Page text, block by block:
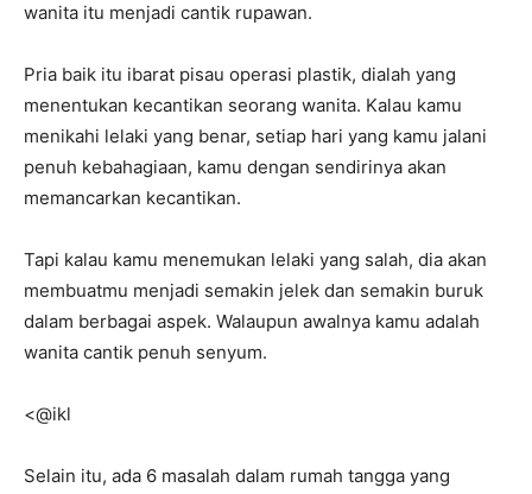
wanita itu menjadi cantik rupawan.
Pria baik itu ibarat pisau operasi plastik, dialah yang
menentukan kecantikan seorang wanita. Kalau kamu
menikahi lelaki yang benar, setiap hari yang kamu jalani
penuh kebahagiaan, kamu dengan sendirinya akan
memancarkan kecantikan.
Tapi kalau kamu menemukan lelaki yang salah, dia akan
membuatmu menjadi semakin jelek dan semakin buruk
dalam berbagai aspek. Walaupun awalnya kamu adalah
wanita cantik penuh senyum.
<@ikl
Selain itu, ada 6 masalah dalam rumah tangga yang